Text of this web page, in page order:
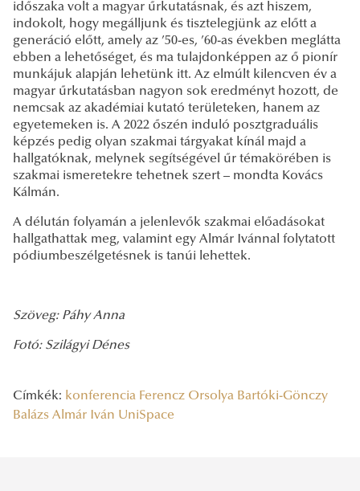
időszaka volt a magyar űrkutatásnak, és azt hiszem,
indokolt, hogy megálljunk és tisztelegjünk az előtt a
generáció előtt, amely az ’50-es, ’60-as években meglátta
ebben a lehetőséget, és ma tulajdonképpen az ő pionír
munkájuk alapján lehetünk itt. Az elmúlt kilencven év a
magyar űrkutatásban nagyon sok eredményt hozott, de
nemcsak az akadémiai kutató területeken, hanem az
egyetemeken is. A 2022 őszén induló posztgraduális
képzés pedig olyan szakmai tárgyakat kínál majd a
hallgatóknak, melynek segítségével űr témakörében is
szakmai ismeretekre tehetnek szert – mondta Kovács
Kálmán.
A délután folyamán a jelenlevők szakmai előadásokat
hallgathattak meg, valamint egy Almár Ivánnal folytatott
pódiumbeszélgetésnek is tanúi lehettek.
Szöveg: Páhy Anna
Fotó: Szilágyi Dénes
Címkék: konferencia Ferencz Orsolya Bartóki-Gönczy
Balázs Almár Iván UniSpace